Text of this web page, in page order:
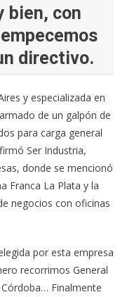
bien, con
directivo.
y especializada en
de un galpón de
para carga general
Ser Industria,
donde se mencionó
Franca La Plata y la
negocios con oficinas
por esta empresa
recorrimos General
Finalmente